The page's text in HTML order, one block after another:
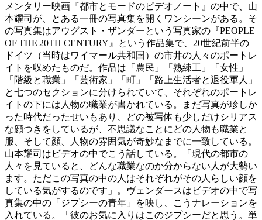
メンタリー映画『都市とモードのビデオノート』の中で、山
本耀司が、とある一冊の写真集を開くワンシーンがある。そ
の写真集はアウグスト・ザンダーという写真家の『PEOPLE
OF THE 20TH CENTURY』という作品集で、20世紀前半の
ドイツ（当時はワイマール共和国）の市井の人々のポートレ
イトを収めたものだ。作品は「農民」「熟練工」「女性」
「階級と職業」「芸術家」「町」「路上生活者と退役軍人」
と七つのセクションに分けられていて、それぞれのポートレ
イトの下には人物の職業が書かれている。まだ写真が珍しか
った時代だったせいもあり、どの被写体も少しだけシリアス
な顔つきをしているが、不思議なことにどの人物も職業と
服、そして顔、人物の雰囲気が奇妙なまでに一致している。
山本耀司はビデオの中でこう話している。「現代の都市の
人々を見ていると、どんな職業なのか分からない人が大勢い
ます。ただこの写真の中の人はそれぞれがその人らしい顔を
している気がするのです」。ヴェンダースはビデオの中で写
真集の中の「ジプシーの青年」を映し、こうナレーションを
入れている。「彼のお気に入りはこのジプシーだと思う。単